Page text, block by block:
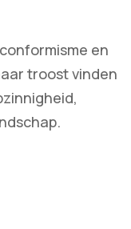
en
troost vinden